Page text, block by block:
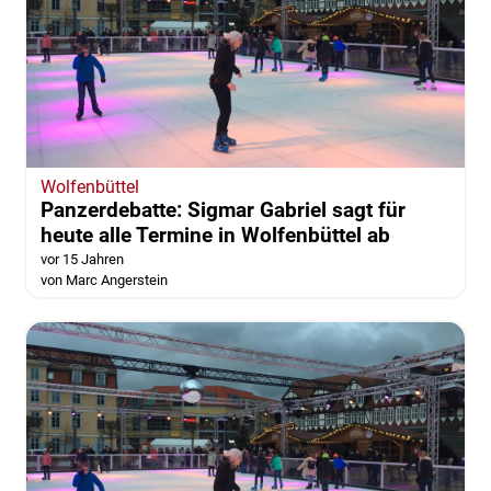
Wolfenbüttel
Panzerdebatte: Sigmar Gabriel sagt für
heute alle Termine in Wolfenbüttel ab
vor 15 Jahren
von Marc Angerstein